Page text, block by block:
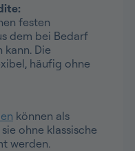
festen
dem bei Bedarf
Die
häufig ohne
können als
ohne klassische
werden.